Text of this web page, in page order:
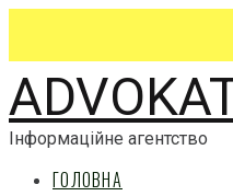
Інформаційне агентство
ГОЛОВНА